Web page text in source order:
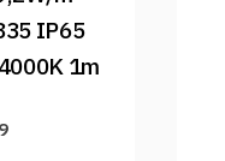
IP65
1m